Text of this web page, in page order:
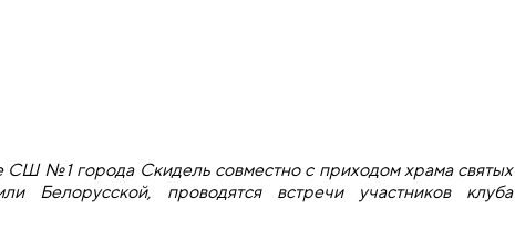
СШ №1 города Скидель совместно с приходом храма святых
Белорусской, проводятся встречи участников клуба